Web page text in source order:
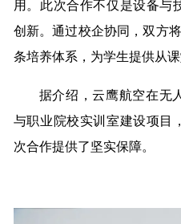
用。此次合作不仅是设备与
创新。通过校企协同，双方
条培养体系，为学生提供从
据介绍，云鹰航空在无
与职业院校实训室建设项目
次合作提供了坚实保障。